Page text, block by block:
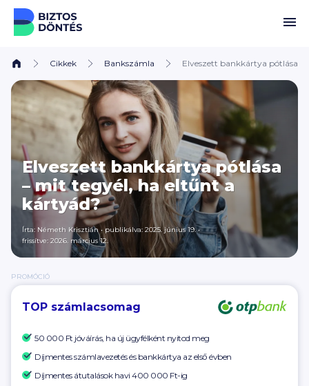
Ugrás a tartalomhoz
Cikkek Bankszámla Elveszett bankkártya pótlása
Elveszett bankkártya pótlása
– mit tegyél, ha eltűnt a
kártyád?
Írta: Németh Krisztián • publikálva: 2025. június 19.•
frissítve: 2026. március 12.
PROMÓCIÓ
TOP számlacsomag
50 000 Ft jóváírás, ha új ügyfélként nyitod meg
Díjmentes számlavezetés és bankkártya az első évben
Díjmentes átutalások havi 400 000 Ft-ig